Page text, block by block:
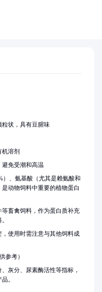
状，具有豆腥味
溶剂
免受潮和高温
）、氨基酸（尤其是赖氨酸和
动物饲料中重要的植物蛋白
畜禽饲料，作为蛋白质补充
使用时需注意与其他饲料成
参考）
灰分、尿素酶活性等指标，
。